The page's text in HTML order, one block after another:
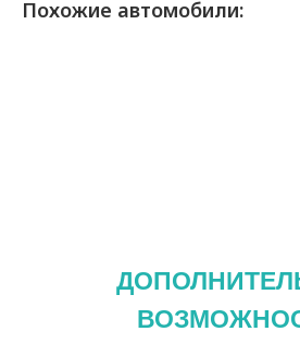
Похожие автомобили: